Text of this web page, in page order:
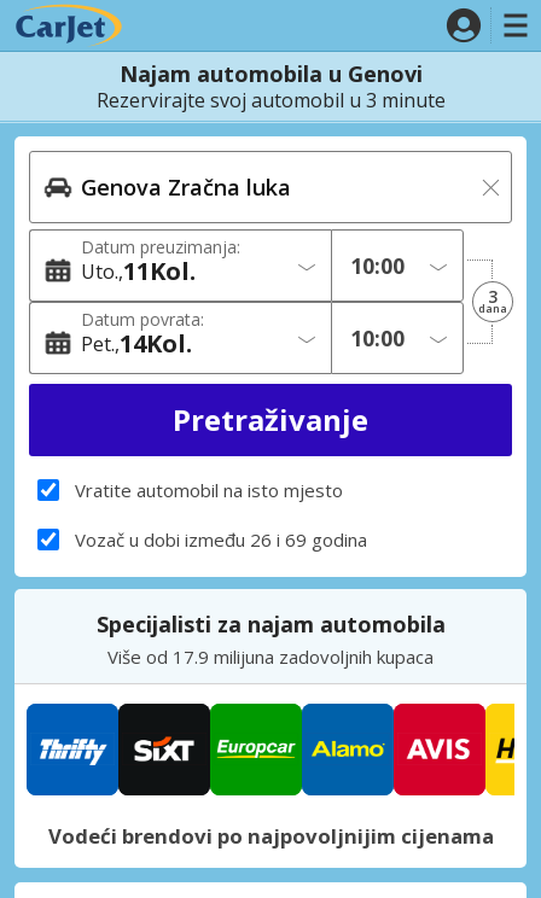
Najam automobila u Genovi
Rezervirajte svoj automobil u 3 minute
Datum preuzimanja:
Uto. 11Kol.
Datum povrata:
Pet. 14Kol.
3
dana
Vratite automobil na isto mjesto
Vozač u dobi između 26 i 69 godina
Specijalisti za najam automobila
Više od 17.9 milijuna zadovoljnih kupaca
Vodeći brendovi po najpovoljnijim cijenama